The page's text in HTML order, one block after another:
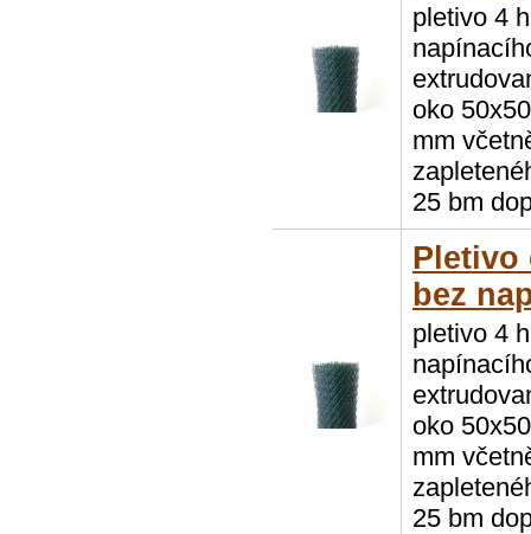
pletivo 4
oko
mm
25 bm
Pletivo
bez
pletivo 4
oko
mm
25 bm